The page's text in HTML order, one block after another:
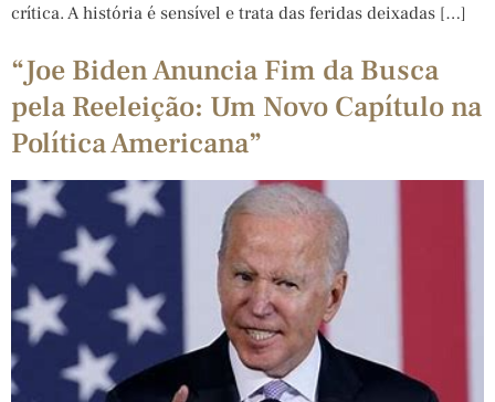
crítica. A história é sensível e trata das feridas deixadas […]
“Joe Biden Anuncia Fim da Busca
pela Reeleição: Um Novo Capítulo na
Política Americana”